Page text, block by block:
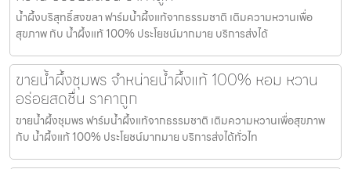
น้ำผึ้งบริสุทธิ์สงขลา ฟาร์มน้ำผึ้งแท้จากธรรมชาติ เติมความหวานเพื่อ
สุขภาพ กับ น้ำผึ้งแท้ 100% ประโยชน์มากมาย บริการส่งได้
ขายน้ำผึ้งชุมพร จำหน่ายน้ำผึ้งแท้ 100% หอม หวาน
อร่อยสดชื่น ราคาถูก
ขายน้ำผึ้งชุมพร ฟาร์มน้ำผึ้งแท้จากธรรมชาติ เติมความหวานเพื่อสุขภาพ
กับ น้ำผึ้งแท้ 100% ประโยชน์มากมาย บริการส่งได้ทั่วไท